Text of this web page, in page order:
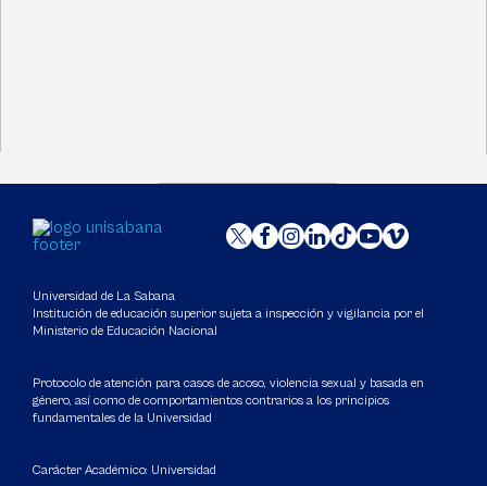
Universidad de La Sabana
Institución de educación superior sujeta a inspección y vigilancia por el
Ministerio de Educación Nacional
Protocolo de atención para casos de acoso, violencia sexual y basada en
género, así como de comportamientos contrarios a los principios
fundamentales de la Universidad
Carácter Académico: Universidad